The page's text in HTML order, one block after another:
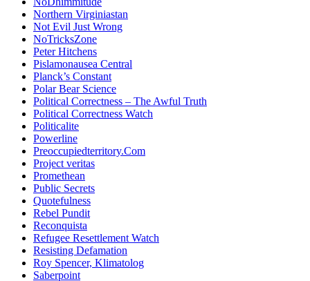
Northern Virginiastan
Not Evil Just Wrong
NoTricksZone
Peter Hitchens
Pislamonausea Central
Planck’s Constant
Polar Bear Science
Political Correctness – The Awful Truth
Political Correctness Watch
Politicalite
Powerline
Preoccupiedterritory.Com
Project veritas
Promethean
Public Secrets
Quotefulness
Rebel Pundit
Reconquista
Refugee Resettlement Watch
Resisting Defamation
Roy Spencer, Klimatolog
Saberpoint